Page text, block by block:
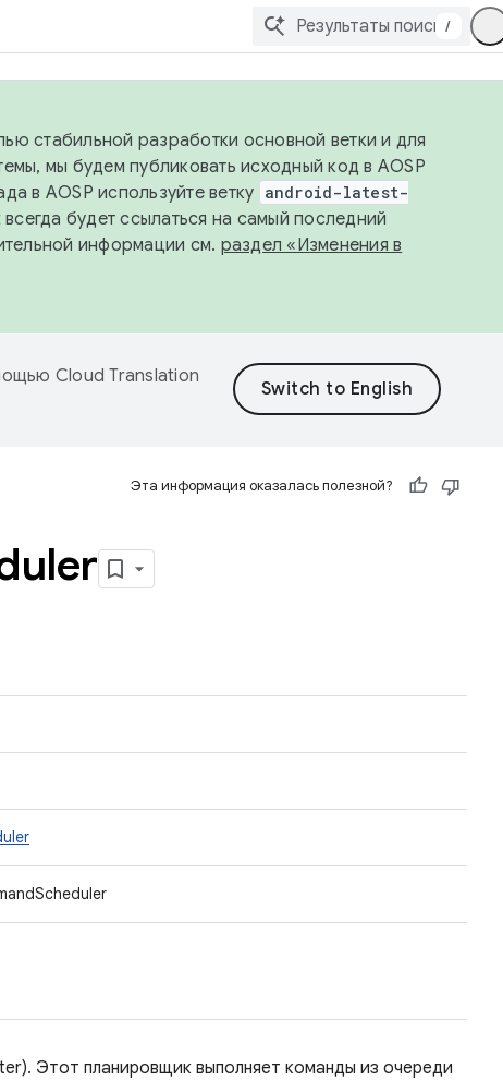
/
стабильной разработки основной ветки и для
мы будем публиковать исходный код в AOSP
в AOSP используйте ветку android-latest-
будет ссылаться на самый последний
информации см. раздел «Изменения в
Cloud Translation
Эта информация оказалась полезной?
Этот планировщик выполняет команды из очереди